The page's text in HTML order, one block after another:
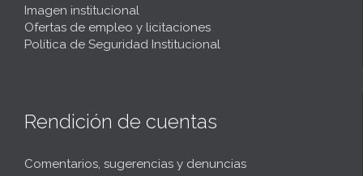
Imagen institucional
Ofertas de empleo y licitaciones
Política de Seguridad Institucional
Rendición de cuentas
Comentarios, sugerencias y denuncias